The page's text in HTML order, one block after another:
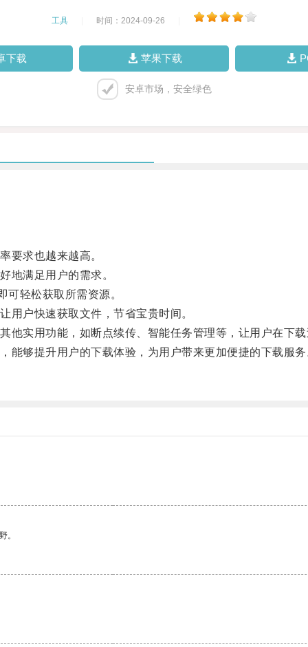
工具 时间：2024-09-26
下载 苹果下载
安卓市场，安全绿色
求也越来越高。
满足用户的需求。
轻松获取所需资源。
户快速获取文件，节省宝贵时间。
实用功能，如断点续传、智能任务管理等，让用户在下载
够提升用户的下载体验，为用户带来更加便捷的下载服务
。